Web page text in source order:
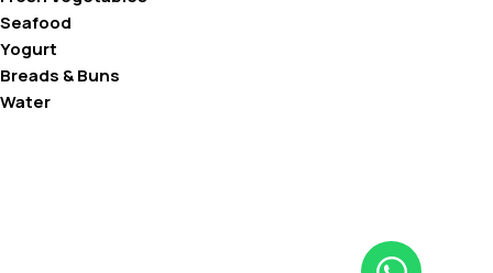
Seafood
Yogurt
Breads & Buns
Water